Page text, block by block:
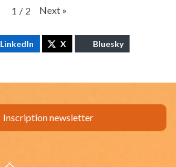
1 / 2 Next »
LinkedIn X Bluesky
Inscription newsletter